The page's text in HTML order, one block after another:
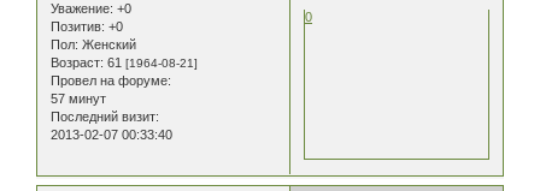
Уважение: +0
Позитив: +0
Пол: Женский
Возраст: 61 [1964-08-21]
Провел на форуме:
57 минут
Последний визит:
2013-02-07 00:33:40
0